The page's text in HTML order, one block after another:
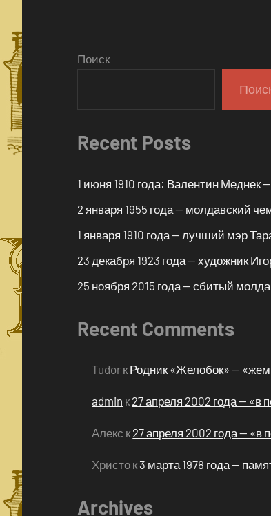
Поиск
Recent Posts
1 июня 1910 года: Валентин
2 января 1955 года — молдавский
1 января 1910 года — лучший мэр
23 декабря 1923 года — художник
25 ноября 2015 года — сбитый
Recent Comments
Tudor к Родник «Желобок» —
admin к 27 апреля 2002 года —
Алекс к 27 апреля 2002 года —
Христо к 3 марта 1978 года —
Archives